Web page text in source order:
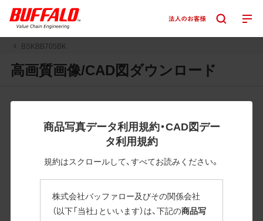
BSKBB705BK
高画質画像/CAD図ダウンロード
商品写真データ利用規約・CAD図デー
タ利用規約
規約はスクロールして、すべてお読みください。
株式会社バッファロー及びその関係会社
（以下「当社」といいます）は、下記の商品写
すと圧縮ファイルのダウンロードが始まります。
JPEG・EPSファイルにはパスが設定されています。画像編集
の際に便利です。PNG画像は原則として背景を透過したもの
を提供しています。
掲載データ「JPEG、PNG : 低解像度(RGBカラー)」 「EPS : 高
解像度(CMYKカラー)」